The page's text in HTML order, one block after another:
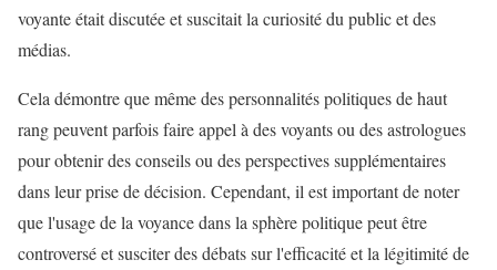
voyante était discutée et suscitait la curiosité du public et des
médias.
Cela démontre que même des personnalités politiques de haut
rang peuvent parfois faire appel à des voyants ou des astrologues
pour obtenir des conseils ou des perspectives supplémentaires
dans leur prise de décision. Cependant, il est important de noter
que l'usage de la voyance dans la sphère politique peut être
controversé et susciter des débats sur l'efficacité et la légitimité de